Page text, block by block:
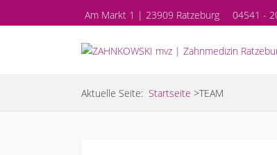
Am Markt 1 | 23909 Ratzeburg 04541 -
Aktuelle Seite: Startseite >TEAM